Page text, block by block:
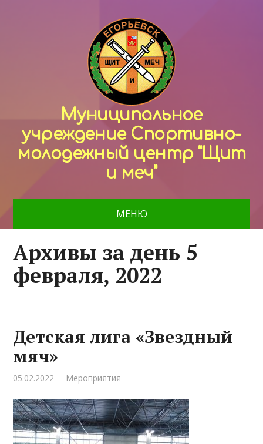
Муниципальное
учреждение Спортивно-
молодежный центр "Щит
и меч"
МЕНЮ
Архивы за день 5
февраля, 2022
Детская лига «Звездный
мяч»
05.02.2022 Мероприятия